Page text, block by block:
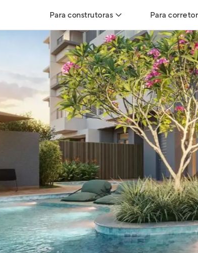
Para construtoras
Geração de Leads
Geração de Visitas
Geração de Vendas
Maiores Construtoras
Parcerias Imobiliárias
Anunciar Imóveis
Para
Leads
Hub de
Perfil
Anunciar